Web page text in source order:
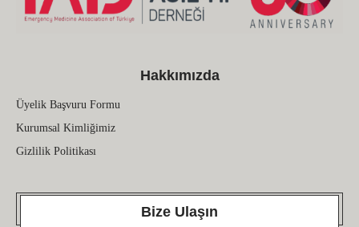
Hakkımızda
Üyelik Başvuru Formu
Kurumsal Kimliğimiz
Gizlilik Politikası
Bize Ulaşın